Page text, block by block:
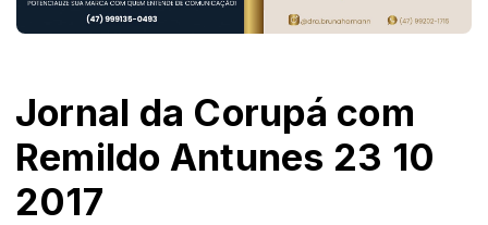
Jornal da Corupá com
Remildo Antunes 23 10
2017